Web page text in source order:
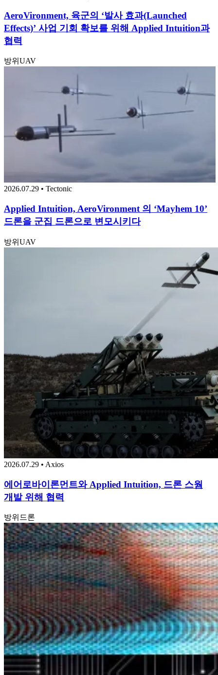
AeroVironment, 육군의 ‘발사 효과(Launched
Effects)’ 사업 기회 확보를 위해 Applied Intuition과
협력
방위 UAV
2026.07.29 • Tectonic
Applied Intuition, AeroVironment 의 ‘Mayhem 10’
드론을 군집 드론으로 변모시키다
방위 UAV
2026.07.29 • Axios
에어로바이론먼트와 Applied Intuition, 드론 스웜
개발 위해 협력
방위 드론